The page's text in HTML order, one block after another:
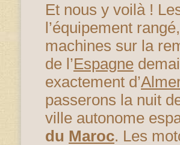
Et nous y voilà !
l’équipement
machines sur la
de l’Espagne
exactement d’
passerons la nuit
ville autonome
du Maroc. Les